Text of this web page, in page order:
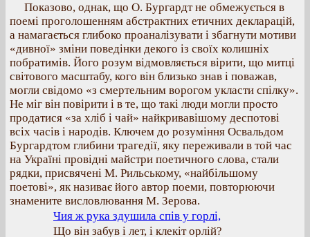
Показово, однак, що О. Бургардт не обмежується в
поемі проголошенням абстрактних етичних декларацій,
а намагається глибоко проаналізувати і збагнути мотиви
«дивної» зміни поведінки декого із своїх колишніх
побратимів. Його розум відмовляється вірити, що митці
світового масштабу, кого він близько знав і поважав,
могли свідомо «з смертельним ворогом укласти спілку».
Не міг він повірити і в те, що такі люди могли просто
продатися «за хліб і чай» найкривавішому деспотові
всіх часів і народів. Ключем до розуміння Освальдом
Бургардтом глибини трагедії, яку переживали в той час
на Україні провідні майстри поетичного слова, стали
рядки, присвячені М. Рильському, «найбільшому
поетові», як називає його автор поеми, повторюючи
знамените висловлювання М. Зерова.
Чия ж рука здушила спів у горлі,
Що він забув і лет, і клекіт орлій?